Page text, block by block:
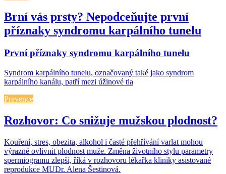
Brní vás prsty? Nepodceňujte první
příznaky syndromu karpálního tunelu
První příznaky syndromu karpálního tunelu
Syndrom karpálního tunelu, označovaný také jako syndrom
karpálního kanálu, patří mezi úžinové tla
Prevence
Rozhovor: Co snižuje mužskou plodnost?
Kouření, stres, obezita, alkohol i časté přehřívání varlat mohou
výrazně ovlivnit plodnost muže. Změna životního stylu parametry
spermiogramu zlepší, říká v rozhovoru lékařka kliniky asistované
reprodukce MUDr. Alena Šestinová.